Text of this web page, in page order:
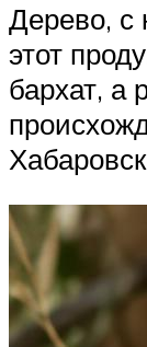
Дерево, с
этот
бархат, а